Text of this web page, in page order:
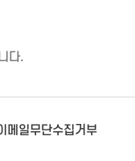
다.
메일무단수집거부